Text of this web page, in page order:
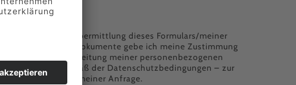
Mit der Übermittlung dieses Formulars/meiner
Bewerbungsdokumente gebe ich meine Zustimmung
für die Verarbeitung meiner personenbezogenen
Daten – gemäß der Datenschutzbedingungen – zur
Bearbeitung meiner Anfrage.